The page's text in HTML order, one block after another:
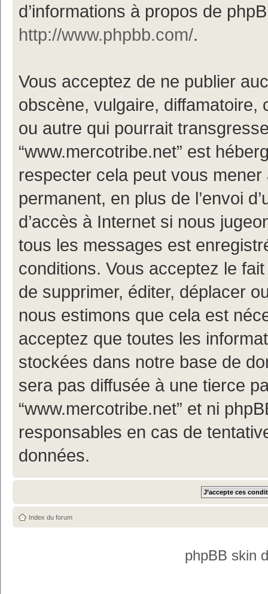
d’informations à propos de
http://www.phpbb.com/.
Vous acceptez de ne publier
obscène, vulgaire, diffamatoire,
ou autre qui pourrait
“www.mercotribe.net” est
respecter cela peut vous
permanent, en plus de l’envoi
d’accès à Internet si nous
tous les messages est
conditions. Vous acceptez le
de supprimer, éditer, déplacer
nous estimons que cela est
acceptez que toutes les
stockées dans notre base de
sera pas diffusée à une tierce
“www.mercotribe.net” et ni
responsables en cas de
données.
Index du forum
phpBB skin